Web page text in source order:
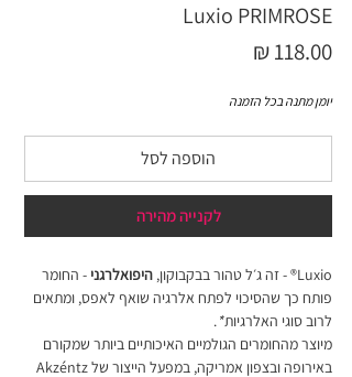
Luxio PRIMROSE
יומן מתנה בכל הזמנה
הוספה לסל
לקנייה מהירה
Luxio® - זה ג׳ל טהור בבקבוקון, היפואלרגני - החומר
פותח כך שהסיכוי לפתח אלרגיה שואף לאפס, ומתאים
לרוב סוגי האלרגיות*
.
מיוצר מהחומרים הגולמיים האיכותיים ביותר שמקורם
באירופה ובצפון אמריקה, במפעל הייצור של Akzéntz